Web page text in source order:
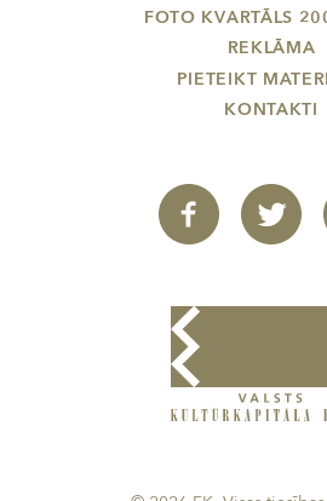
FOTO KVARTĀLS
REKLĀMA
PIETEIKT
KONTAKTI